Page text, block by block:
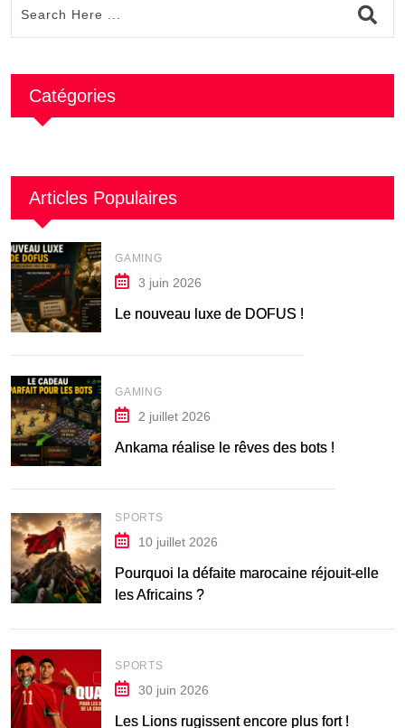
Catégories
Articles Populaires
GAMING
3 juin 2026
Le nouveau luxe de DOFUS !
GAMING
2 juillet 2026
Ankama réalise le rêves des bots !
SPORTS
10 juillet 2026
Pourquoi la défaite marocaine réjouit-elle
les Africains ?
SPORTS
30 juin 2026
Les Lions rugissent encore plus fort !